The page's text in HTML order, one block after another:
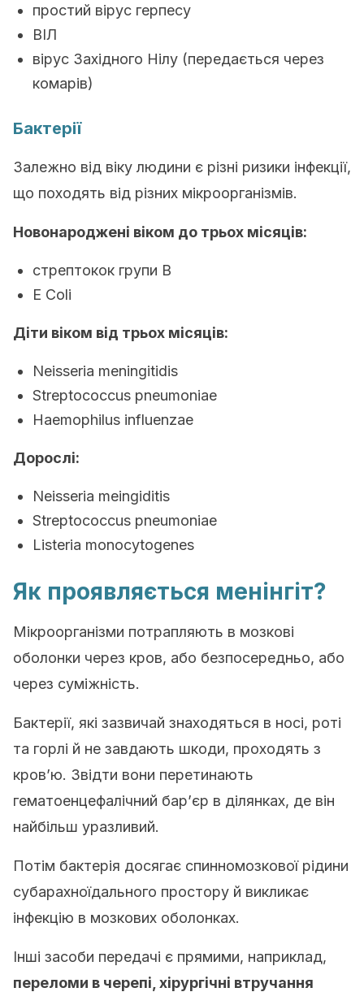
простий вірус герпесу
ВІЛ
вірус Західного Нілу (передається через
комарів)
Бактерії
Залежно від віку людини є різні ризики інфекції,
що походять від різних мікроорганізмів.
Новонароджені віком до трьох місяців:
стрептокок групи B
E Coli
Діти віком від трьох місяців:
Neisseria meningitidis
Streptococcus pneumoniae
Haemophilus influenzae
Дорослі:
Neisseria meingiditis
Streptococcus pneumoniae
Listeria monocytogenes
Як проявляється менінгіт?
Мікроорганізми потрапляють в мозкові
оболонки через кров, або безпосередньо, або
через суміжність.
Бактерії, які зазвичай знаходяться в носі, роті
та горлі й не завдають шкоди, проходять з
кров’ю. Звідти вони перетинають
гематоенцефалічний бар’єр в ділянках, де він
найбільш уразливий.
Потім бактерія досягає спинномозкової рідини
субарахноїдального простору й викликає
інфекцію в мозкових оболонках.
Інші засоби передачі є прямими, наприклад,
переломи в черепі, хірургічні втручання